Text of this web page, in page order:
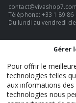
Téléphone: +33 1 89 86
Du lundi au vendredi
VivaShop7 -
Gérer
Pour offrir le
technologies telles
aux informations des
technologies nous